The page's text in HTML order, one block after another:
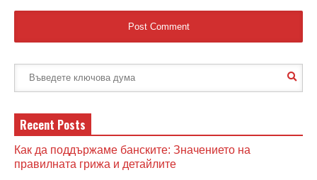
Recent Posts
Как да поддържаме банските: Значението на
правилната грижа и детайлите